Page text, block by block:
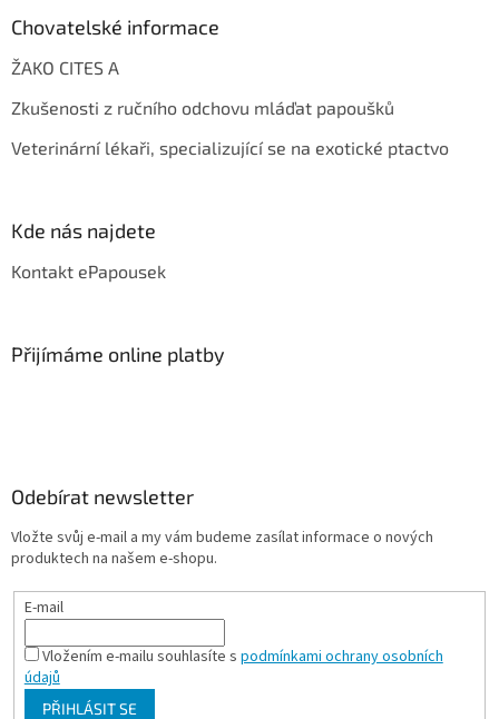
Chovatelské informace
ŽAKO CITES A
Zkušenosti z ručního odchovu mláďat papoušků
Veterinární lékaři, specializující se na exotické ptactvo
Kde nás najdete
Kontakt ePapousek
Přijímáme online platby
Odebírat newsletter
Vložte svůj e-mail a my vám budeme zasílat informace o nových
produktech na našem e-shopu.
E-mail
Vložením e-mailu souhlasíte s podmínkami ochrany osobních
údajů
PŘIHLÁSIT SE